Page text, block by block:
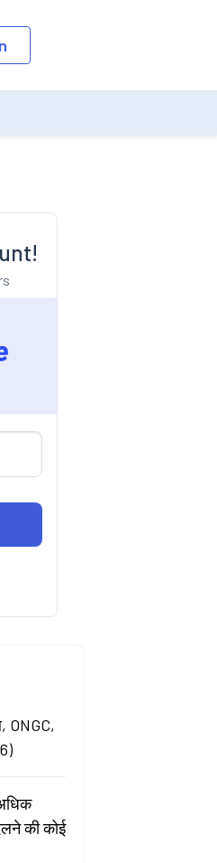
list will be updated as per the
ONGC,
की कोई